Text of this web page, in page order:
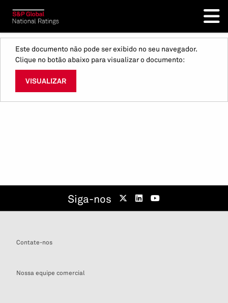
Este documento não pode ser exibido no seu navegador.
Clique no botão abaixo para visualizar o documento:
VISUALIZAR
Siga-nos
Contate-nos
Nossa equipe comercial